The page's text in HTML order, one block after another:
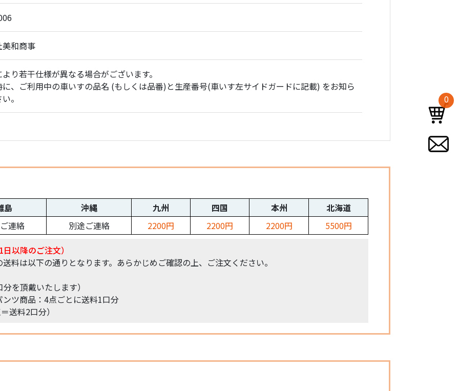
和商事
り若干仕様が異なる場合がございます。
、ご利用中の車いすの品名 (もしくは品番)と生産番号(車いす左サイドガードに記載) をお知ら
。
島 沖縄 九州 四国 本州
北海道
連絡
別途ご連絡 2200円 2200円 2200円
5500円
以降のご注文）
料は以下の通りとなります。あらかじめご確認の上、ご注文ください。
を頂戴いたします）
ツ商品：4点ごとに送料1口分
送料2口分）
0